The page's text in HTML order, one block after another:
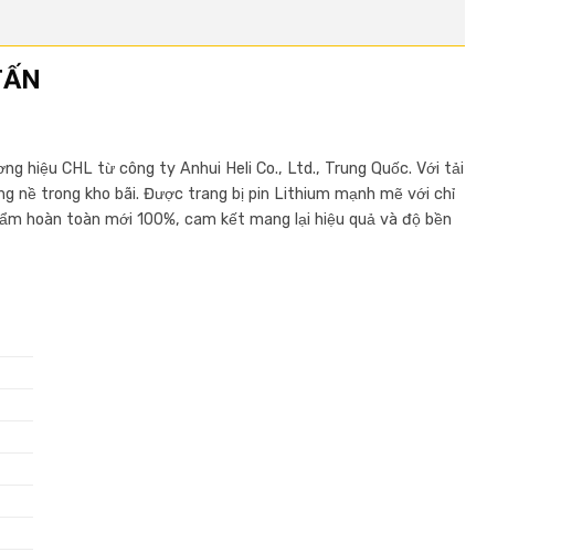
hiệu CHL từ công ty Anhui Heli Co., Ltd., Trung Quốc. Với tải
nề trong kho bãi. Được trang bị pin Lithium mạnh mẽ với chỉ
hoàn toàn mới 100%, cam kết mang lại hiệu quả và độ bền